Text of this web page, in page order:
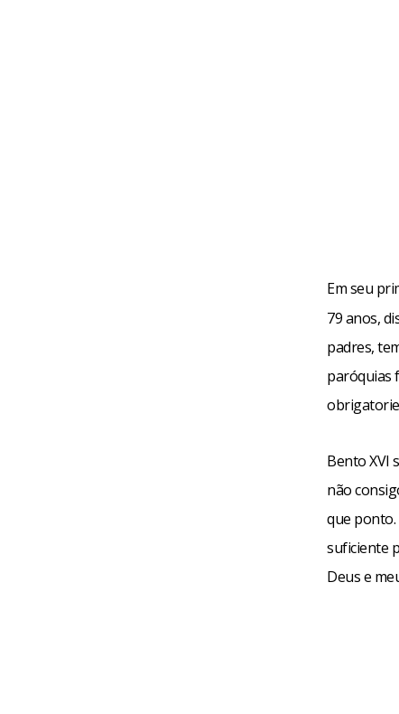
Em seu
79 anos,
padres,
paróquias
Bento XVI
não
que ponto.
suficiente
Deus e